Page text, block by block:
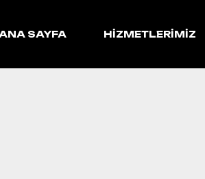
SAYFA HIZMETLERIMIZ